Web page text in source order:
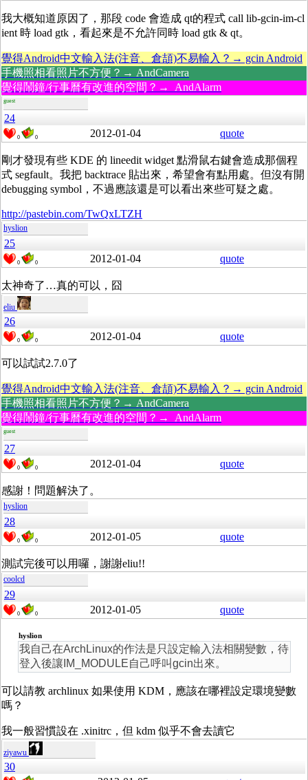
我大概知道原因了，那段 code 會造成 qt的程式 call lib-gcin-im-cl
ient 時 load gtk，看起來是不允許同時 load gtk & qt。
覺得Android中文輸入法(注音、倉頡)不易輸入？→ gcin Android
手機照相看照片不方便？→ AndCamera
覺得鬧鐘/行事曆有改進的空間？→ AndAlarm
guest
24
0 0 2012-01-04 quote
剛才發現有些 KDE 的 lineedit widget 點滑鼠右鍵會造成那個程
式 segfault。我把 backtrace 貼出來，希望會有點用處。但沒有開
debugging symbol，不過應該還是可以看出來些可疑之處。
http://pastebin.com/TwQxLTZH
hyslion
25
0 0 2012-01-04 quote
太神奇了…真的可以，囧
eliu
26
0 0 2012-01-04 quote
可以試試2.7.0了
覺得Android中文輸入法(注音、倉頡)不易輸入？→ gcin Android
手機照相看照片不方便？→ AndCamera
覺得鬧鐘/行事曆有改進的空間？→ AndAlarm
guest
27
0 0 2012-01-04 quote
感謝！問題解決了。
hyslion
28
0 0 2012-01-05 quote
測試完後可以用囉，謝謝eliu!!
coolcd
29
0 0 2012-01-05 quote
hyslion
我自己在ArchLinux的作法是只設定輸入法相關變數，待
登入後讓IM_MODULE自己呼叫gcin出來。
可以請教 archlinux 如果使用 KDM，應該在哪裡設定環境變數
嗎？
我一般習慣設在 .xinitrc，但 kdm 似乎不會去讀它
ziyawu
30